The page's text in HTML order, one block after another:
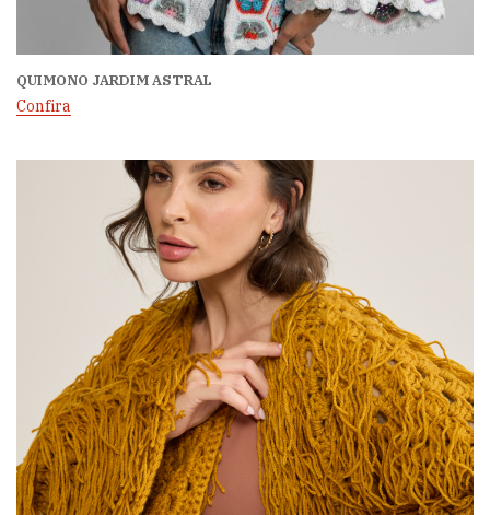
QUIMONO JARDIM ASTRAL
Confira